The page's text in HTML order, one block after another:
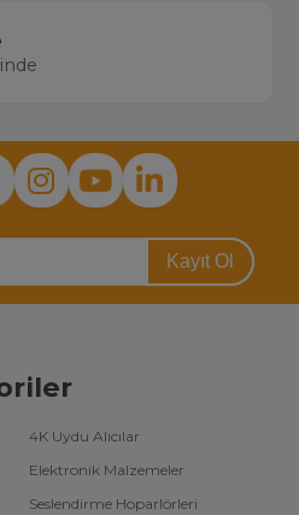
Kayıt Ol
4K Uydu Alıcılar
Elektronik Malzemeler
Seslendirme Hoparlörleri